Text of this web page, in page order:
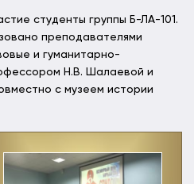
студенты группы Б-ЛА-101.
преподавателями
и гуманитарно-
Н.В. Шалаевой и
с музеем истории